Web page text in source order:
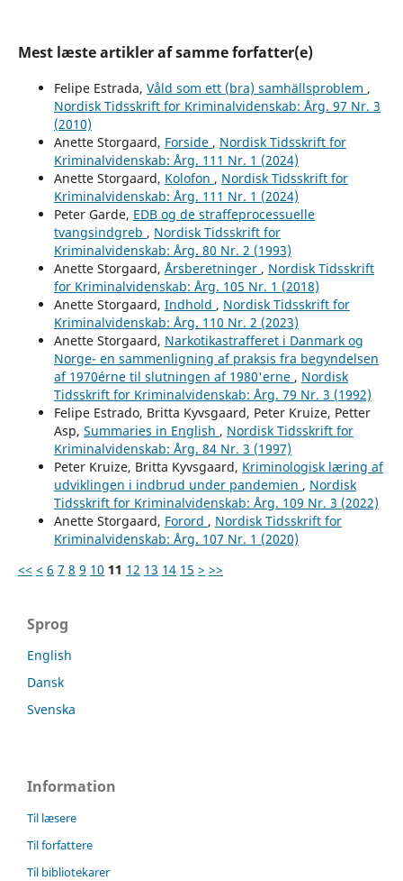
Mest læste artikler af samme forfatter(e)
Felipe Estrada, Våld som ett (bra) samhällsproblem ,
Nordisk Tidsskrift for Kriminalvidenskab: Årg. 97 Nr. 3
(2010)
Anette Storgaard, Forside , Nordisk Tidsskrift for
Kriminalvidenskab: Årg. 111 Nr. 1 (2024)
Anette Storgaard, Kolofon , Nordisk Tidsskrift for
Kriminalvidenskab: Årg. 111 Nr. 1 (2024)
Peter Garde, EDB og de straffeprocessuelle
tvangsindgreb , Nordisk Tidsskrift for
Kriminalvidenskab: Årg. 80 Nr. 2 (1993)
Anette Storgaard, Årsberetninger , Nordisk Tidsskrift
for Kriminalvidenskab: Årg. 105 Nr. 1 (2018)
Anette Storgaard, Indhold , Nordisk Tidsskrift for
Kriminalvidenskab: Årg. 110 Nr. 2 (2023)
Anette Storgaard, Narkotikastrafferet i Danmark og
Norge- en sammenligning af praksis fra begyndelsen
af 1970érne til slutningen af 1980'erne , Nordisk
Tidsskrift for Kriminalvidenskab: Årg. 79 Nr. 3 (1992)
Felipe Estrado, Britta Kyvsgaard, Peter Kruize, Petter
Asp, Summaries in English , Nordisk Tidsskrift for
Kriminalvidenskab: Årg. 84 Nr. 3 (1997)
Peter Kruize, Britta Kyvsgaard, Kriminologisk læring af
udviklingen i indbrud under pandemien , Nordisk
Tidsskrift for Kriminalvidenskab: Årg. 109 Nr. 3 (2022)
Anette Storgaard, Forord , Nordisk Tidsskrift for
Kriminalvidenskab: Årg. 107 Nr. 1 (2020)
<< < 6 7 8 9 10 11 12 13 14 15 > >>
Sprog
English
Dansk
Svenska
Information
Til læsere
Til forfattere
Til bibliotekarer